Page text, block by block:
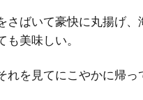
さばいて豪快に丸揚げ、
も美味しい。
れを見てにこやかに帰っ